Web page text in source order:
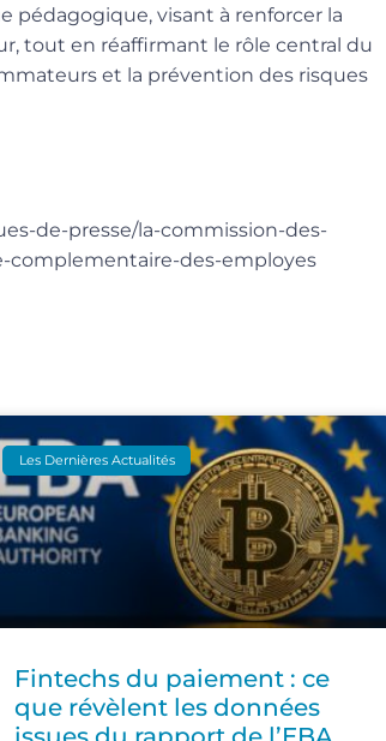
pédagogique, visant à renforcer la
tout en réaffirmant le rôle central du
et la prévention des risques
de-presse/la-commission-des-
complementaire-des-employes
Les Dernières Actualités
Fintechs du paiement : ce
que révèlent les données